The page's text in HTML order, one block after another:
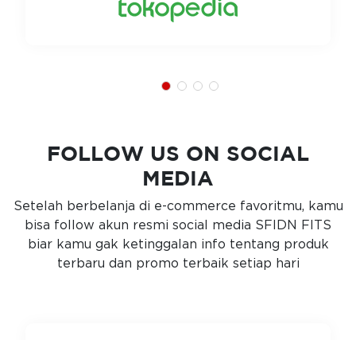
FOLLOW US ON SOCIAL
MEDIA
Setelah berbelanja di e-commerce favoritmu, kamu
bisa follow akun resmi social media SFIDN FITS
biar kamu gak ketinggalan info tentang produk
terbaru dan promo terbaik setiap hari